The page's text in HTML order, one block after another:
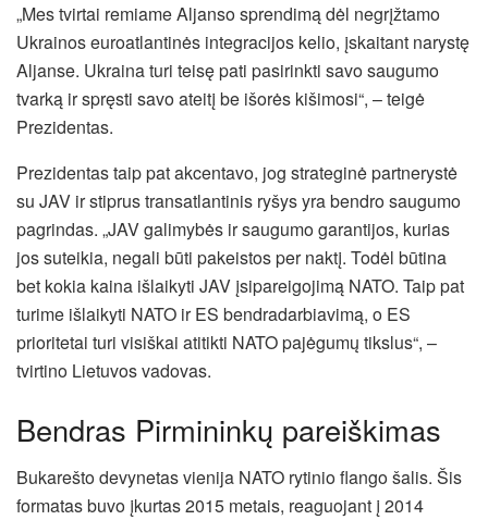
„Mes tvirtai remiame Aljanso sprendimą dėl negrįžtamo
Ukrainos euroatlantinės integracijos kelio, įskaitant narystę
Aljanse. Ukraina turi teisę pati pasirinkti savo saugumo
tvarką ir spręsti savo ateitį be išorės kišimosi“, – teigė
Prezidentas.
Prezidentas taip pat akcentavo, jog strateginė partnerystė
su JAV ir stiprus transatlantinis ryšys yra bendro saugumo
pagrindas. „JAV galimybės ir saugumo garantijos, kurias
jos suteikia, negali būti pakeistos per naktį. Todėl būtina
bet kokia kaina išlaikyti JAV įsipareigojimą NATO. Taip pat
turime išlaikyti NATO ir ES bendradarbiavimą, o ES
prioritetai turi visiškai atitikti NATO pajėgumų tikslus“, –
tvirtino Lietuvos vadovas.
Bendras Pirmininkų pareiškimas
Bukarešto devynetas vienija NATO rytinio flango šalis. Šis
formatas buvo įkurtas 2015 metais, reaguojant į 2014